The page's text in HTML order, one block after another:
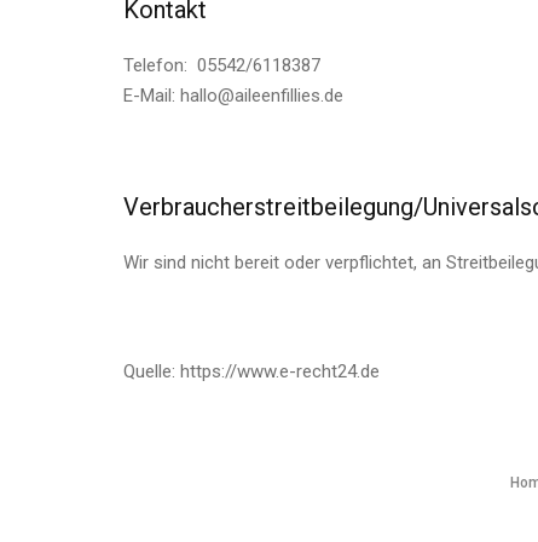
Kontakt
Telefon: 05542/6118387
E-Mail: hallo@aileenfillies.de
Verbraucherstreitbeilegung/
Wir sind nicht bereit oder verpflichtet, an
Quelle: https://www.e-recht24.de